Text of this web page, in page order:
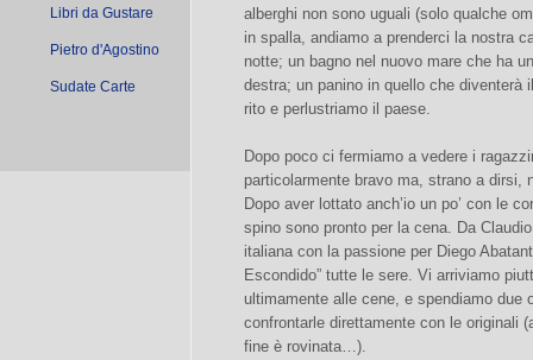
Libri da Gustare
Pietro d'Agostino
Sudate Carte
alberghi non sono uguali (solo qualche
in spalla, andiamo a prenderci la nostra
notte; un bagno nel nuovo mare che ha
destra; un panino in quello che diventerà
rito e perlustriamo il paese.
Dopo poco ci fermiamo a vedere i
particolarmente bravo ma, strano a dirsi,
Dopo aver lottato anch’io un po’ con le
spino sono pronto per la cena. Da
italiana con la passione per Diego
Escondido” tutte le sere. Vi arriviamo
ultimamente alle cene, e spendiamo due
confrontarle direttamente con le originali
fine è rovinata…).